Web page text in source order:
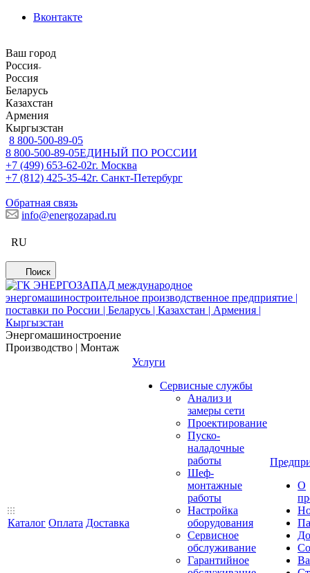
Вконтакте
Ваш город
Россия
Россия
Беларусь
Казахстан
Армения
Кыргызстан
8 800-500-89-05
8 800-500-89-05ЕДИНЫЙ ПО РОССИИ
+7 (499) 653-62-02г. Москва
+7 (812) 425-35-42г. Санкт-Петербург
Обратная связь
info@energozapad.ru
RU
Поиск
Энергомашиностроение
Производство | Монтаж
Каталог Оплата Доставка
Услуги
Сервисные службы
Анализ и
замеры сети
Проектирование
Пуско-
наладочные
работы
Шеф-
монтажные
работы
Настройка
оборудования
Сервисное
обслуживание
Гарантийное
О